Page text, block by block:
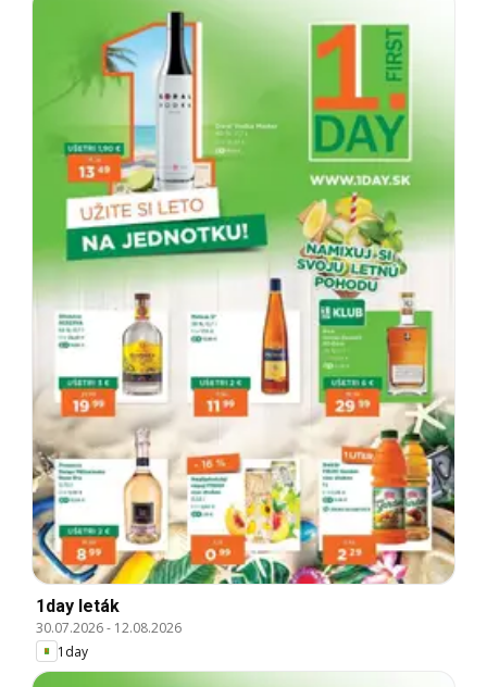
1day leták
30.07.2026- 12.08.2026
1day